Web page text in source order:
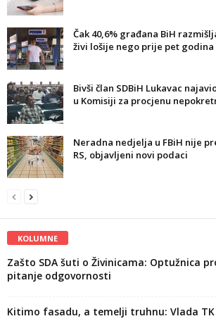
Čak 40,6% građana BiH
živi lošije nego prije pet godina
Bivši član SDBiH Lukavac
u Komisiji za procjenu
Neradna nedjelja u FBiH nije
RS, objavljeni novi podaci
KOLUMNE
Zašto SDA šuti o Živinicama: Optužnica
pitanje odgovornosti
Kitimo fasadu, a temelji truhnu: Vlada